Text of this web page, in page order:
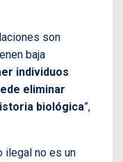
son
baja
individuos
eliminar
biológica”,
ilegal no es un